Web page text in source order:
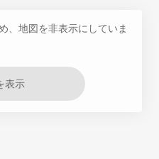
、地図を非表示にしていま
表示